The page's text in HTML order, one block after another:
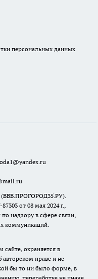
персональных данных
(ВВВ.ПРОГОРОД35.РУ).
от 08 мая 2024 г.,
надзору в сфере связи,
коммуникаций.
охраняется в
авторском праве и не
бы то ни было форме, в